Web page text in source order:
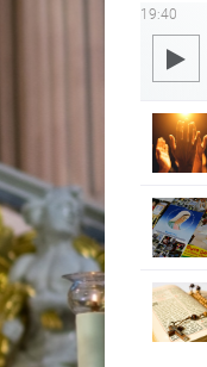
19:40